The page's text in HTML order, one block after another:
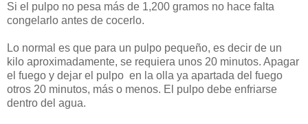
Si el pulpo no pesa más de 1,200 gramos no hace falta
congelarlo antes de cocerlo.
Lo normal es que para un pulpo pequeño, es decir de un
kilo aproximadamente, se requiera unos 20 minutos. Apagar
el fuego y dejar el pulpo en la olla ya apartada del fuego
otros 20 minutos, más o menos. El pulpo debe enfriarse
dentro del agua.